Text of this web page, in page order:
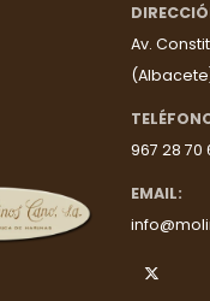
Av.
967 28 70
EMAIL: